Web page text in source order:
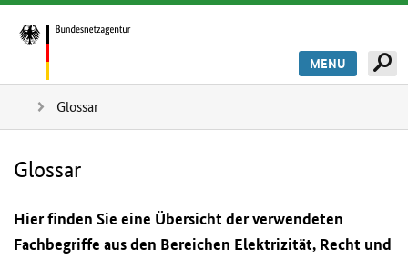
MENU
Glossar
Glossar
Hier finden Sie eine Übersicht der verwendeten
Fachbegriffe aus den Bereichen Elektrizität, Recht und